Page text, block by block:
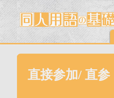
直接参加/ 直参